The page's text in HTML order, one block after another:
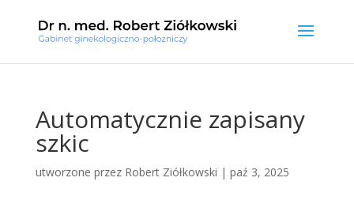
Automatycznie zapisany
szkic
utworzone przez Robert Ziółkowski | paź 3, 2025